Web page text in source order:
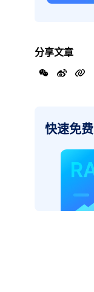
分享文章
快速免